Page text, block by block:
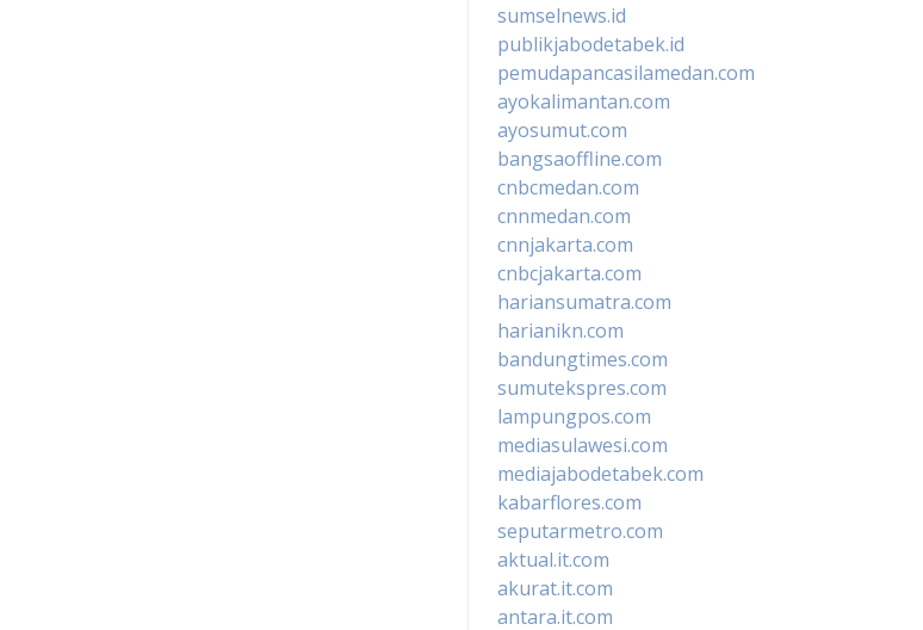
sumselnews.id
publikjabodetabek.id
pemudapancasilamedan.com
ayokalimantan.com
ayosumut.com
bangsaoffline.com
cnbcmedan.com
cnnmedan.com
cnnjakarta.com
cnbcjakarta.com
hariansumatra.com
harianikn.com
bandungtimes.com
sumutekspres.com
lampungpos.com
mediasulawesi.com
mediajabodetabek.com
kabarflores.com
seputarmetro.com
aktual.it.com
akurat.it.com
antara.it.com